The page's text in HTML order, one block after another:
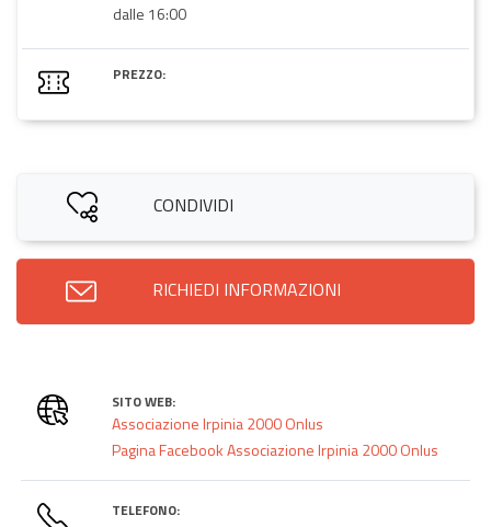
dalle 16:00
PREZZO:
CONDIVIDI
RICHIEDI INFORMAZIONI
SITO WEB:
Associazione Irpinia 2000 Onlus
Pagina Facebook Associazione Irpinia 2000 Onlus
TELEFONO: